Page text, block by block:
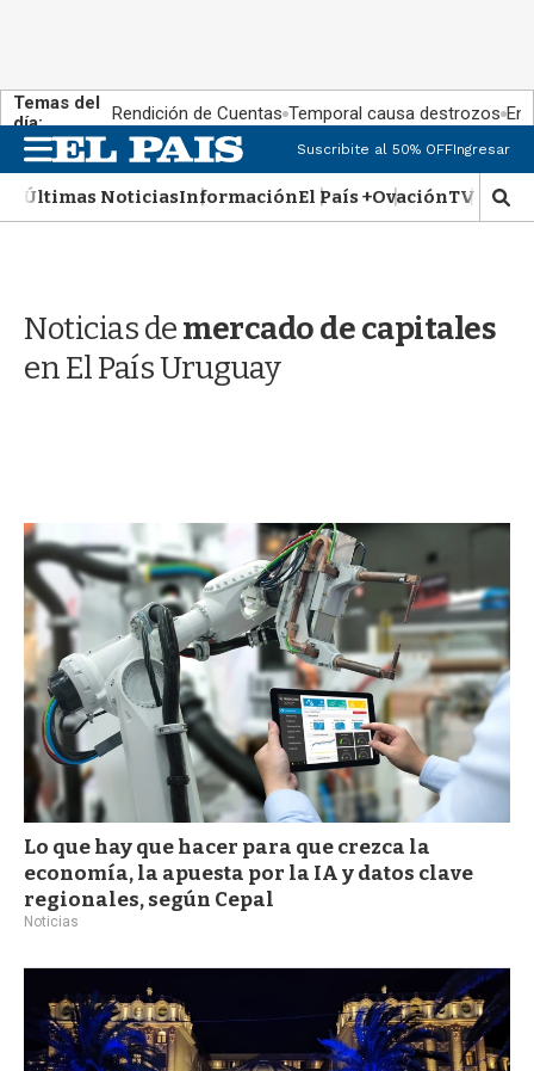
Temas del
día:
Rendición de Cuentas Temporal causa destrozos En
M
e
n
u
Suscribite al 50% OFFIngresar
Últimas NoticiasInformaciónEl País +OvaciónTV Show
M
o
d
Noticias demercado de capitales
en El País Uruguay
Lo que hay que hacer para que crezca la
economía, la apuesta por la IA y datos clave
regionales, según Cepal
Noticias